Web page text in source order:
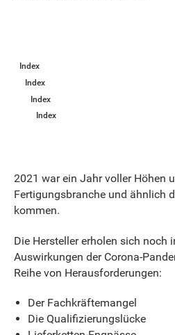
Index
Index
Index
Index
2021 war ein Jahr voller Höhen
Fertigungsbranche und ähnlich
kommen.
Die Hersteller erholen sich noch
Auswirkungen der Corona-
Reihe von Herausforderungen:
Der Fachkräftemangel
Die Qualifizierungslücke